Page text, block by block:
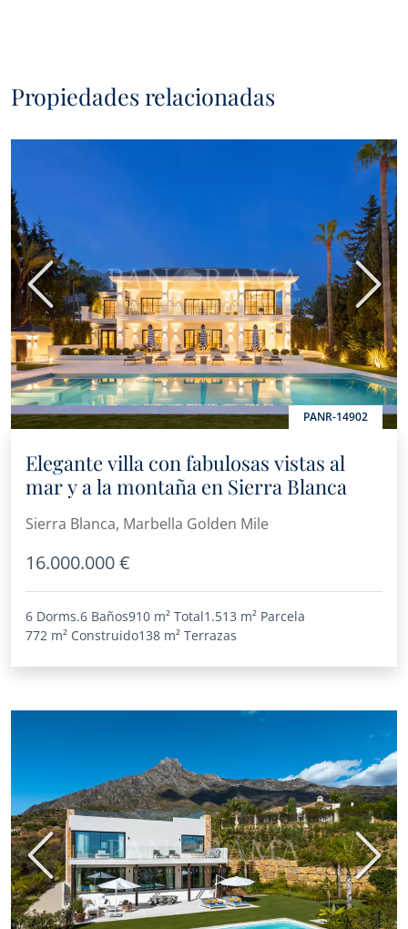
Propiedades relacionadas
PANR-14902
Anterior
Elegante villa con fabulosas vistas al
mar y a la montaña en Sierra Blanca
Sierra Blanca, Marbella Golden Mile
16.000.000 €
6 Dorms.6 Baños910 m² Total1.513 m² Parcela
772 m² Construido138 m² Terrazas
Anterior